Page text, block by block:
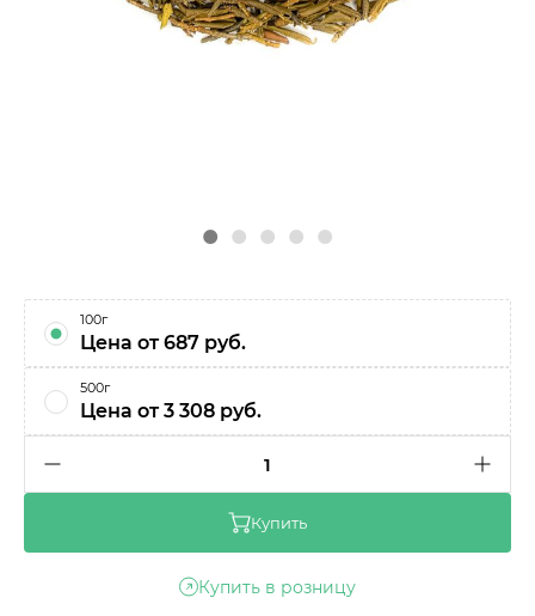
100г
Цена от 687 руб.
500г
Цена от 3 308 руб.
1
Купить
Купить в розницу